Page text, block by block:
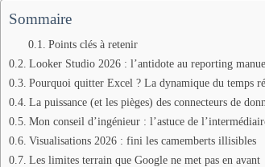
Sommaire
Points clés à retenir
Looker Studio 2026 : l’antidote au reporting
Pourquoi quitter Excel ? La dynamique du temps
La puissance (et les pièges) des connecteurs de
Mon conseil d’ingénieur : l’astuce de
Visualisations 2026 : fini les camemberts illisibles
Les limites terrain que Google ne met pas en avant